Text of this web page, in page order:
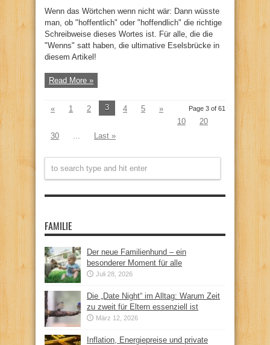
Wenn das Wörtchen wenn nicht wär: Dann wüsste
man, ob "hoffentlich" oder "hoffendlich" die richtige
Schreibweise dieses Wortes ist. Für alle, die die
"Wenns" satt haben, die ultimative Eselsbrücke in
diesem Artikel!
Read More »
Page 3 of 61
« 1 2 3 4 5
»
10
20
30
Last »
FAMILIE
Der neue Familienhund – ein
besonderer Moment für alle
Juli 28, 2026
Die „Date Night“ im Alltag: Warum Zeit
zu zweit für Eltern essenziell ist
März 12, 2026
Inflation, Energiepreise und private